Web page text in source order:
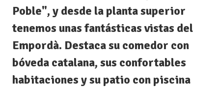
Poble", y desde la planta superior
tenemos unas fantásticas vistas del
Empordà. Destaca su comedor con
bóveda catalana, sus confortables
habitaciones y su patio con piscina